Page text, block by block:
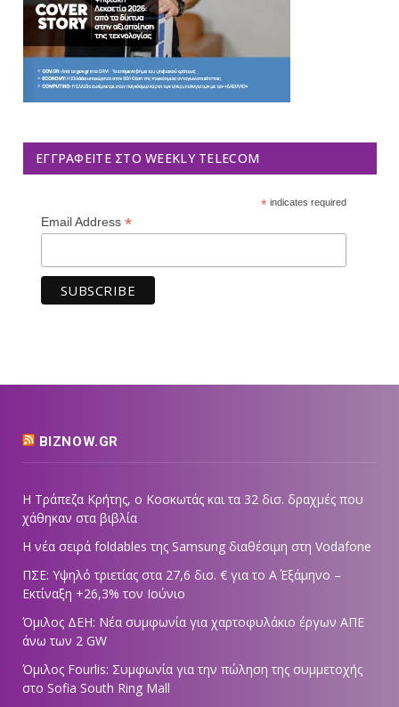
ΕΓΓΡΑΦΕΊΤΕ ΣΤΟ WEEKLY TELECOM
*indicates required
Email Address *
BIZNOW.GR
Η Τράπεζα Κρήτης, ο Κοσκωτάς και τα 32 δισ. δραχμές που
χάθηκαν στα βιβλία
Η νέα σειρά foldables της Samsung διαθέσιμη στη Vodafone
ΠΣΕ: Υψηλό τριετίας στα 27,6 δισ. € για το Α΄ Εξάμηνο –
Εκτίναξη +26,3% τον Ιούνιο
Όμιλος ΔΕΗ: Νέα συμφωνία για χαρτοφυλάκιο έργων ΑΠΕ
άνω των 2 GW
Όμιλος Fourlis: Συμφωνία για την πώληση της συμμετοχής
στο Sofia South Ring Mall